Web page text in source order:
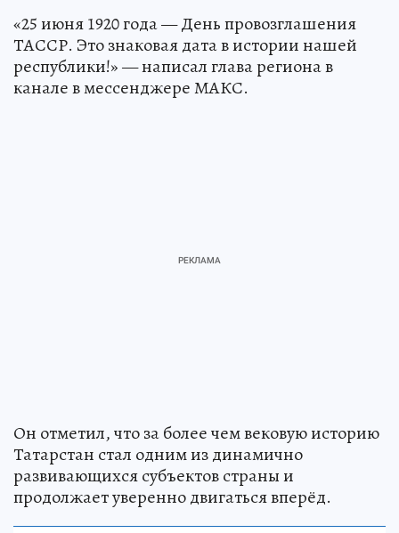
«25 июня 1920 года — День провозглашения
ТАССР. Это знаковая дата в истории нашей
республики!» — написал глава региона в
канале в мессенджере МАКС.
Он отметил, что за более чем вековую историю
Татарстан стал одним из динамично
развивающихся субъектов страны и
продолжает уверенно двигаться вперёд.